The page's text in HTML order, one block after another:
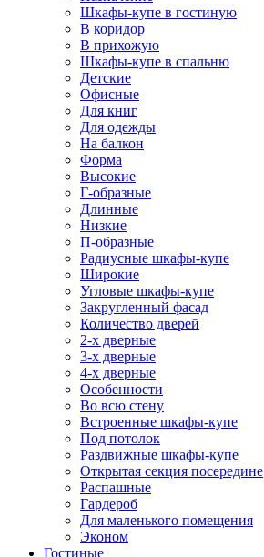
Шкафы-купе в гостиную
В коридор
В прихожую
Шкафы-купе в спальню
Детские
Офисные
Для книг
Для одежды
На балкон
Форма
Высокие
Г-образные
Длинные
Низкие
П-образные
Радиусные шкафы-купе
Широкие
Угловые шкафы-купе
Закругленный фасад
Количество дверей
2-х дверные
3-х дверные
4-х дверные
Особенности
Во всю стену
Встроенные шкафы-купе
Под потолок
Раздвижные шкафы-купе
Открытая секция посередине
Распашные
Гардероб
Для маленького помещения
Эконом
Гостиные